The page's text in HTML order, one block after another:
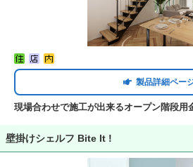
製品詳細ペー
現場合わせで施工が出来るオープン階段用
壁掛けシェルフ Bite It !